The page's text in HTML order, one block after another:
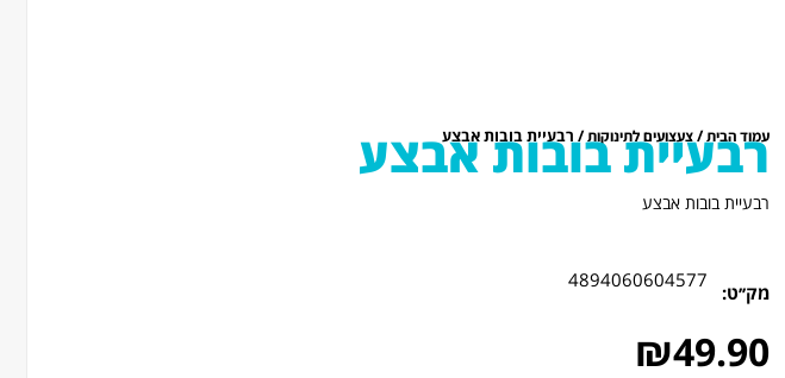
עמוד הבית/צעצועים לתינוקות/ רבעיית בובות אבצע
רבעיית בובות אבצע
רבעיית בובות אבצע
מק׳׳ט:
4894060604577
₪49.90